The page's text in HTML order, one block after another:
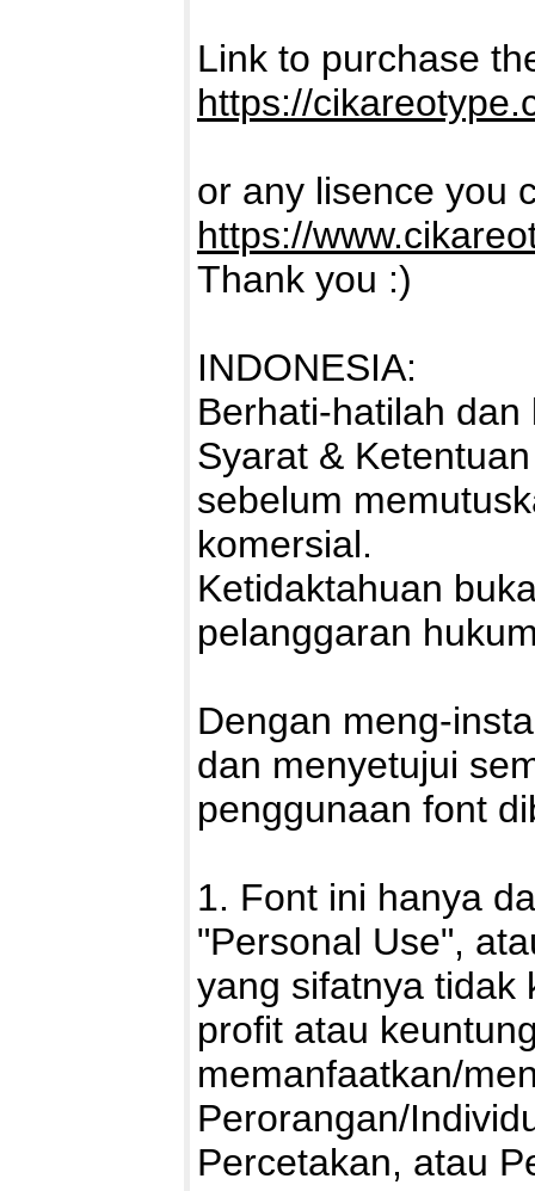
Link to purchase
https://
or any lisence you
https://
Thank you :)
INDONESIA:
Berhati-hatilah
Syarat &
sebelum
komersial.
Ketidaktahuan
pelanggaran
Dengan meng-
dan menyetujui
penggunaan font
1. Font ini hanya
"Personal Use",
yang sifatnya tidak
profit atau
memanfaatkan/
Perorangan/
Percetakan, atau